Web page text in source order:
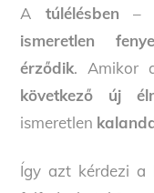
A túlélésben –
ismeretlen
érződik. Amikor
következő új
ismeretlen
Így azt kérdezi a